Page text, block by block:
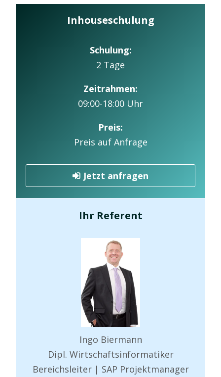
Inhouseschulung
Schulung:
2 Tage
Zeitrahmen:
09:00-18:00 Uhr
Preis:
Preis auf Anfrage
Jetzt anfragen
Ihr Referent
Ingo Biermann
Dipl. Wirtschaftsinformatiker
Bereichsleiter | SAP Projektmanager